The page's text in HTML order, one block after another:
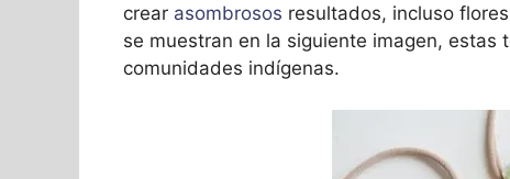
crear asombrosos resultados, incluso
se muestran en la siguiente imagen, estas
comunidades indígenas.